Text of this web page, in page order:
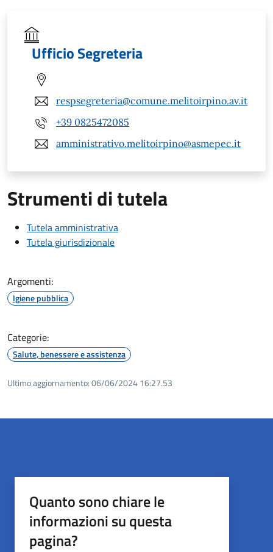
Ufficio Segreteria
respsegreteria@comune.melitoirpino.av.it
+39 0825472085
amministrativo.melitoirpino@asmepec.it
Strumenti di tutela
Tutela amministrativa
Tutela giurisdizionale
Argomenti:
Igiene pubblica
Categorie:
Salute, benessere e assistenza
Ultimo aggiornamento:06/06/2024 16:27.53
Quanto sono chiare le
informazioni su questa
pagina?